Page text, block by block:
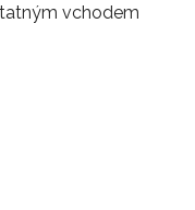
vchodem